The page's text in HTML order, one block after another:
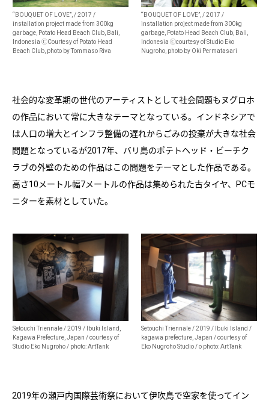
“BOUQUET OF LOVE”, / 2017 /
installation project made from 300kg
garbage, Potato Head Beach Club, Bali,
Indonesia ⒸCourtesy of Potato Head
Beach Club, photo by Tommaso Riva
“BOUQUET OF LOVE”, / 2017 /
installation project made from 300kg
garbage, Potato Head Beach Club, Bali,
Indonesia Ⓒcourtesy of Studio Eko
Nugroho, photo by Oki Permatasari
社会的な変革期の世代のアーティストとして社会問題もヌグロホ
の作品において常に大きなテーマとなっている。インドネシアで
は人口の増大とインフラ整備の遅れからごみの投棄が大きな社会
問題となっているが2017年、バリ島のポテトヘッド・ビーチク
ラブの外壁のための作品はこの問題をテーマとした作品である。
高さ10メートル幅7メートルの作品は集められた古タイヤ、PCモ
ニターを素材としていた。
Setouchi Triennale / 2019 / Ibuki Island,
Kagawa Prefecture, Japan / courtesy of
Studio Eko Nugroho / photo: ArtTank
Setouchi Triennale / 2019 / Ibuki Island /
kagawa prefecture, Japan / courtesy of
Eko Nugroho Studio / o photo: ArtTank
2019年の瀬戸内国際芸術祭において伊吹島で空家を使ってイン